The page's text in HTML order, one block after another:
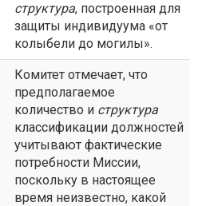
структура, построенная для
защиты индивидуума «от
колыбели до могилы».
Комитет отмечает, что
предполагаемое
количество и структура
классификации должностей
учитывают фактические
потребности Миссии,
поскольку в настоящее
время неизвестно, какой